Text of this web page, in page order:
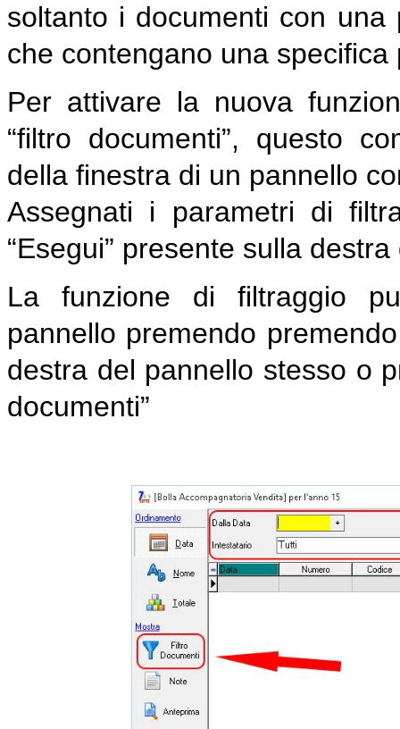
soltanto i documenti con una
che contengano una
Per attivare la nuova
“filtro documenti”, questo
della finestra di un pannello
Assegnati i parametri di
“Esegui” presente sulla
La funzione di filtraggio
pannello premendo
destra del pannello stesso o
documenti”